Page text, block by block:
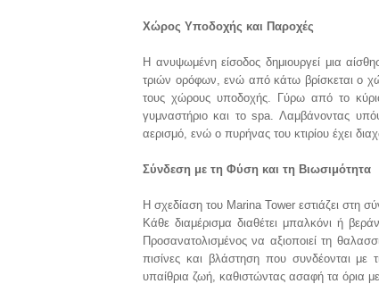
Χώρος Υποδοχής και Παροχές
Η ανυψωμένη είσοδος δημιουργεί μια
τριών ορόφων, ενώ από κάτω βρίσκεται ο
τους χώρους υποδοχής. Γύρω από το
γυμναστήριο και το spa. Λαμβάνοντας
αερισμό, ενώ ο πυρήνας του κτιρίου έχει
Σύνδεση με τη Φύση και τη Βιωσιμότητα
Η σχεδίαση του Marina Tower εστιάζει στη
Κάθε διαμέρισμα διαθέτει μπαλκόνι ή
Προσανατολισμένος να αξιοποιεί τη
πισίνες και βλάστηση που συνδέονται με
υπαίθρια ζωή, καθιστώντας ασαφή τα όρια